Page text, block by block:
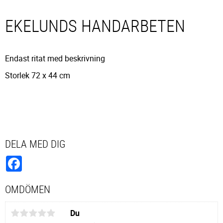
EKELUNDS HANDARBETEN
Endast ritat med beskrivning
Storlek 72 x 44 cm
DELA MED DIG
OMDÖMEN
Du